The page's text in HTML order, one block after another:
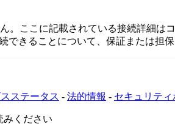
。ここに記載されている接続詳細
きることについて、保証または担保
ステータス - 法的情報 - セキュリティ
みください